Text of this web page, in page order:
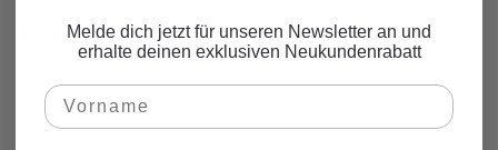
Beschreibung
Melde dich jetzt für unseren Newsletter an und
erhalte deinen exklusiven Neukundenrabatt